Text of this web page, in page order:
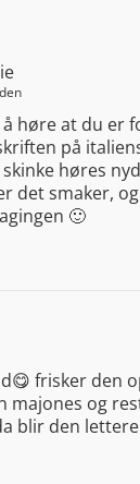
høre at du er
på
skinke høres
det smaker,
🙂
frisker den
majones og
blir den